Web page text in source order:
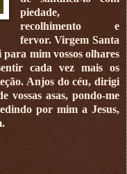
piedade,
recolhimento e
fervor. Virgem Santa
mim vossos olhares
cada vez mais os
Anjos do céu, dirigi
vossas asas, pondo-me
por mim a Jesus,